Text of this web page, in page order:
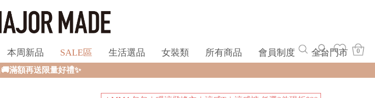
本周新品 SALE區 生活選品 女裝類 所有商品 會員制度 全台門市 0